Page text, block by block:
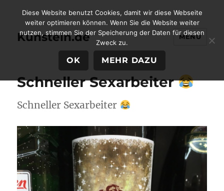
Kunstein.de MENÜ
Schneller Sexarbeiter
Schneller Sexarbeiter
Diese Website benutzt Cookies, damit wir diese Webseite
weiter optimieren können. Wenn Sie die Website weiter
nutzen, stimmen Sie der Speicherung der Daten für diesen
Zweck zu.
OK MEHR DAZU